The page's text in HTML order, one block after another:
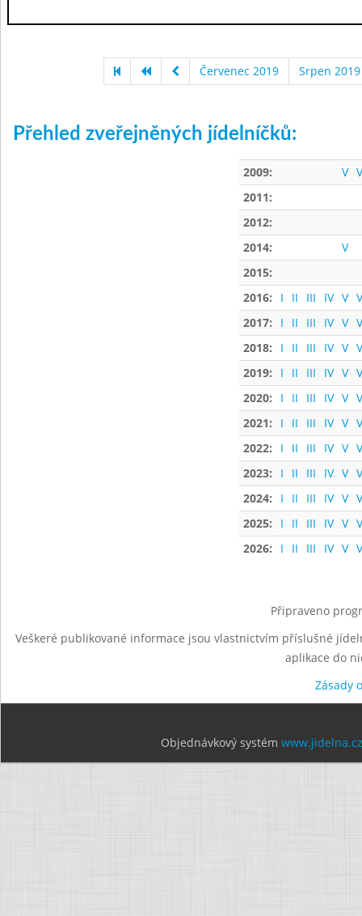
Červenec 2019 Srpen 2019
Přehled zveřejněných jídelníčků:
2009: V
2011:
2012:
2014:
V
2015:
2016:
I II III IV V
2017:
I II III IV V
2018:
I II III IV V
2019:
I II III IV V
2020:
I II III IV V
2021:
I II III IV V
2022:
I II III IV V
2023:
I II III IV V
2024:
I II III IV V
2025:
I II III IV V
2026:
I II III IV V
Připraveno
Veškeré publikované informace jsou vlastnictvím příslušné
aplikace do
Zásady
Objednávkový systém www.jidelna.cz